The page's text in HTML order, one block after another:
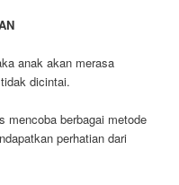
anak akan merasa
dicintai.
mencoba berbagai metode
perhatian dari